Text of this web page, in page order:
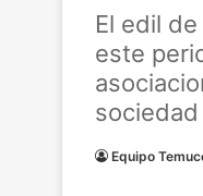
El edil
este
Equipo